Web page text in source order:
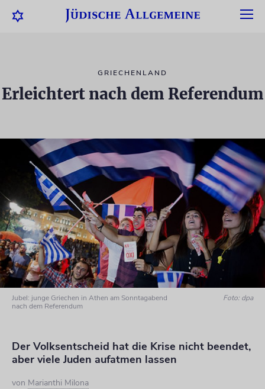
GRIECHENLAND
Erleichtert nach dem Referendum
Jubel: junge Griechen in Athen am Sonntagabend
nach dem Referendum
Foto: dpa
Der Volksentscheid hat die Krise nicht beendet,
aber viele Juden aufatmen lassen
von Marianthi Milona